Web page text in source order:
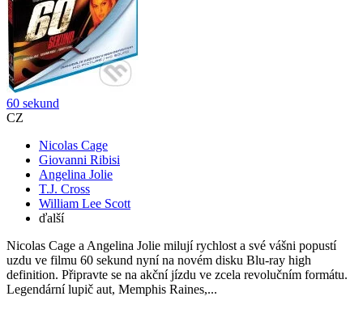
60 sekund
CZ
Nicolas Cage
Giovanni Ribisi
Angelina Jolie
T.J. Cross
William Lee Scott
ďalší
Nicolas Cage a Angelina Jolie milují rychlost a své vášni popustí
uzdu ve filmu 60 sekund nyní na novém disku Blu-ray high
definition. Připravte se na akční jízdu ve zcela revolučním formátu.
Legendární lupič aut, Memphis Raines,...